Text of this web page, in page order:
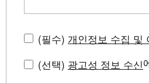
(필수) 개인정보 수집 및
(선택) 광고성 정보 수신